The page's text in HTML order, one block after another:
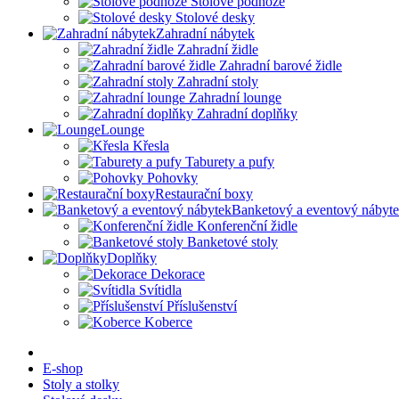
Stolové desky
Zahradní nábytek
Zahradní židle
Zahradní barové židle
Zahradní stoly
Zahradní lounge
Zahradní doplňky
Lounge
Křesla
Taburety a pufy
Pohovky
Restaurační boxy
Banketový a eventový
Konferenční židle
Banketové stoly
Doplňky
Dekorace
Svítidla
Příslušenství
Koberce
E-shop
Stoly a stolky